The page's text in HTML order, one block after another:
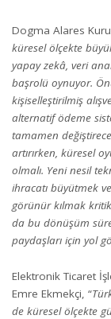
Dogma Alares
küresel ölçekte
yapay zekâ, veri
başrolü oynuyor.
kişiselleştirilmiş
alternatif ödeme
tamamen
artırırken, küresel
olmalı. Yeni nesil
ihracatı büyütmek
görünür kılmak
da bu dönüşüm
paydaşları için yol
Elektronik Ticaret
Emre Ekmekçi, “
de küresel ölçekte